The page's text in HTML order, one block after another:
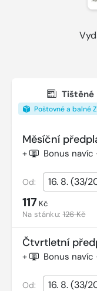
Tištěné
Poštovné a balné
Měsíční
+ Bonus
Od:
117 Kč
Na stánku:126 Kč
Čtvrtletní
+ Bonus
Od: